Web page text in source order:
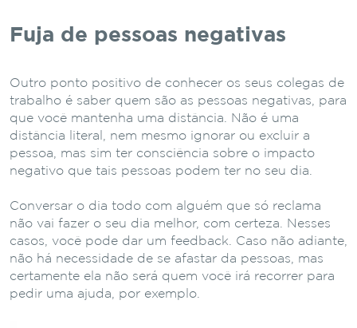
Fuja de pessoas negativas
Outro ponto positivo de conhecer os seus colegas de
trabalho é saber quem são as pessoas negativas, para
que você mantenha uma distância. Não é uma
distância literal, nem mesmo ignorar ou excluir a
pessoa, mas sim ter consciência sobre o impacto
negativo que tais pessoas podem ter no seu dia.
Conversar o dia todo com alguém que só reclama
não vai fazer o seu dia melhor, com certeza. Nesses
casos, você pode dar um feedback. Caso não adiante,
não há necessidade de se afastar da pessoas, mas
certamente ela não será quem você irá recorrer para
pedir uma ajuda, por exemplo.